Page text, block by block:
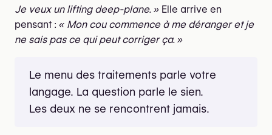
Je veux un lifting deep-plane. » Elle arrive en
pensant : « Mon cou commence à me déranger et je
ne sais pas ce qui peut corriger ça. »
Le menu des traitements parle votre
langage. La question parle le sien.
Les deux ne se rencontrent jamais.